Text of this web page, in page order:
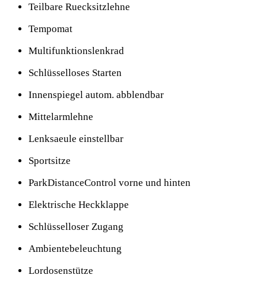
Teilbare Ruecksitzlehne
Tempomat
Multifunktionslenkrad
Schlüsselloses Starten
Innenspiegel autom. abblendbar
Mittelarmlehne
Lenksaeule einstellbar
Sportsitze
ParkDistanceControl vorne und hinten
Elektrische Heckklappe
Schlüsselloser Zugang
Ambientebeleuchtung
Lordosenstütze